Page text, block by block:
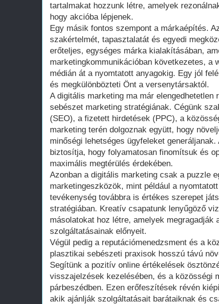
tartalmakat hozzunk létre, amelyek
hogy akcióba lépjenek.
Egy másik fontos szempont a márkaépítés.
szakértelmét, tapasztalatát és egyedi
erőteljes, egységes márka kialakításában,
marketingkommunikációban következetes, a
médián át a nyomtatott anyagokig. Egy jól
és megkülönbözteti Önt a versenytársaktól.
A digitális marketing ma már elengedhetetlen
sebészet marketing stratégiának. Cégünk
(SEO), a fizetett hirdetések (PPC), a
marketing terén dolgoznak együtt, hogy
minőségi lehetséges ügyfeleket
biztosítja, hogy folyamatosan finomítsuk és
maximális megtérülés érdekében.
Azonban a digitális marketing csak a puzzle
marketingeszközök, mint például a
tevékenység továbbra is értékes szerepet
stratégiában. Kreatív csapatunk lenyűgöző
másolatokat hoz létre, amelyek megragadják
szolgáltatásainak előnyeit.
Végül pedig a reputációmenedzsment és a
plasztikai sebészeti praxisok hosszú távú
Segítünk a pozitív online értékelések
visszajelzések kezelésében, és a közösségi
párbeszédben. Ezen erőfeszítések révén
akik ajánlják szolgáltatásait barátaiknak és